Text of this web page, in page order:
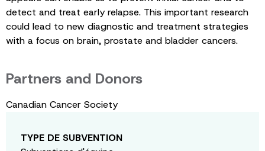
detect and treat early relapse. This important research
could lead to new diagnostic and treatment strategies
with a focus on brain, prostate and bladder cancers.
Partners and Donors
Canadian Cancer Society
TYPE DE SUBVENTION